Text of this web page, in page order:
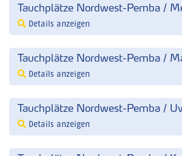
Tauchplätze Nordwest-Pemba /
Details anzeigen
Tauchplätze Nordwest-Pemba /
Details anzeigen
Tauchplätze Nordwest-Pemba /
Details anzeigen